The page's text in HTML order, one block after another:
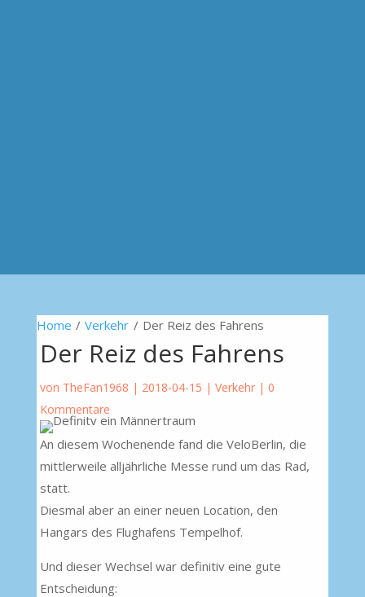
Home / Verkehr / Der Reiz des Fahrens
Der Reiz des Fahrens
von TheFan1968 | 2018-04-15 | Verkehr| 0
Kommentare
An diesem Wochenende fand die VeloBerlin, die
mittlerweile alljährliche Messe rund um das Rad,
statt.
Diesmal aber an einer neuen Location, den
Hangars des Flughafens Tempelhof.
Und dieser Wechsel war definitiv eine gute
Entscheidung: